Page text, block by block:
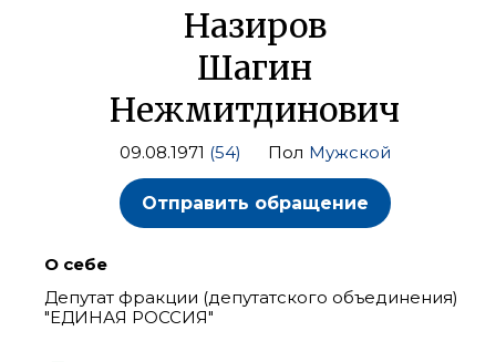
Назиров
Шагин
Нежмитдинович
09.08.1971 (54) Пол Мужской
Отправить обращение
О себе
Депутат фракции (депутатского объединения)
"ЕДИНАЯ РОССИЯ"